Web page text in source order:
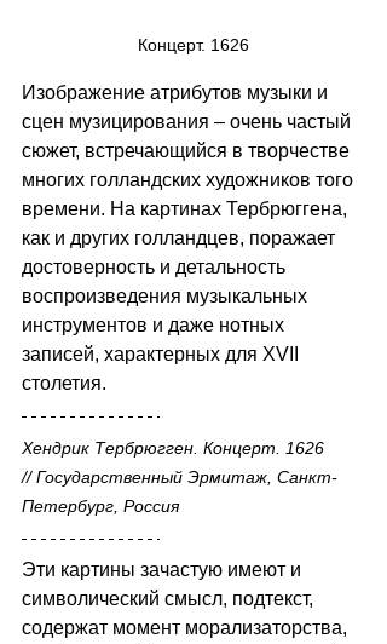
Концерт. 1626
Изображение атрибутов музыки и
сцен музицирования – очень частый
сюжет, встречающийся в творчестве
многих голландских художников того
времени. На картинах Тербрюггена,
как и других голландцев, поражает
достоверность и детальность
воспроизведения музыкальных
инструментов и даже нотных
записей, характерных для XVII
столетия.
Хендрик Тербрюгген. Концерт. 1626
// Государственный Эрмитаж, Санкт-
Петербург, Россия
Эти картины зачастую имеют и
символический смысл, подтекст,
содержат момент морализаторства,